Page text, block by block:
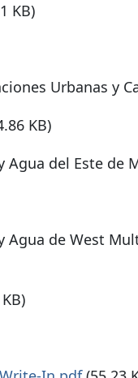
KB)
Urbanas y
KB)
Agua del Este de
Agua de West